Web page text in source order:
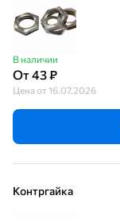
В наличии
От 43 ₽
Цена от 16.07.2026
Контргайка